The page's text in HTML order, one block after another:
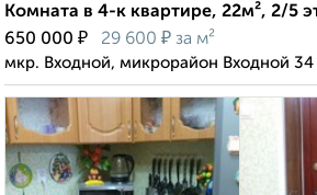
Комната в 4-к квартире, 22м², 2/5
650 000 ₽ 29 600 ₽ за м²
мкр. Входной, микрорайон Входной 34